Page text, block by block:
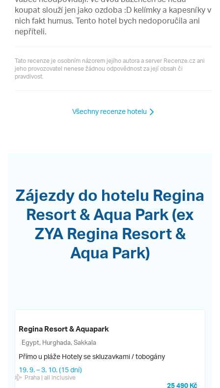
koupat slouží jen jako ozdoba :D kelímky a kapesníky v
nich fakt humus. Tento hotel bych nedoporučila ani
nepříteli.
Tato recenze je osobním názorem jejího autora a server Recenze.cz ani
jeho provozovatel nenese žádnou odpovědnost za její obsah či
pravdivost.
Všechny recenze hotelu
Zájezdy do hotelu Regina
Resort & Aqua Park (ex
ZYA Regina Resort &
Aqua Park)
Regina Resort & Aquapark
Egypt, Hurghada, Sakkala
Přímo u pláže Hotely se skluzavkami / tobogány
19. 9.–3. 10.(15 dní)
Praha| all inclusive
25 490 Kč